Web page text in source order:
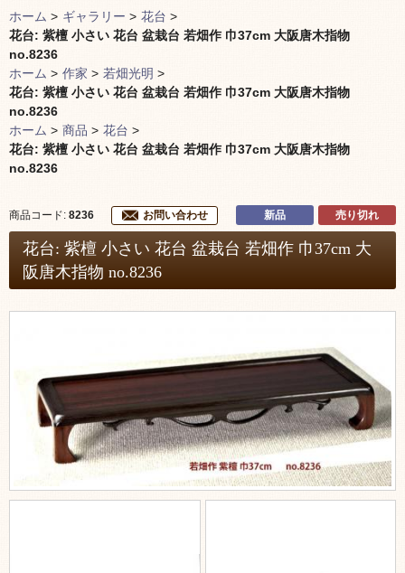
ホーム > ギャラリー > 花台 >
花台: 紫檀 小さい 花台 盆栽台 若畑作 巾37cm 大阪唐木指物
no.8236
ホーム > 作家 > 若畑光明 >
花台: 紫檀 小さい 花台 盆栽台 若畑作 巾37cm 大阪唐木指物
no.8236
ホーム > 商品 > 花台 >
花台: 紫檀 小さい 花台 盆栽台 若畑作 巾37cm 大阪唐木指物
no.8236
商品コード: 8236 お問い合わせ 新品 売り切れ
花台: 紫檀 小さい 花台 盆栽台 若畑作 巾37cm 大
阪唐木指物 no.8236